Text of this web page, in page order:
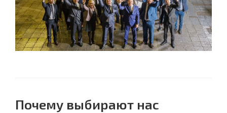
Почему выбирают нас